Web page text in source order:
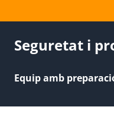
Seguretat i
Equip amb